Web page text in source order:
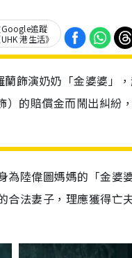
追蹤
UHK 港生活》
飾演奶奶「金婆婆」
）的賠償金而鬧出糾紛
為陸偉圖媽媽的「金婆
合法妻子，理應獲得亡